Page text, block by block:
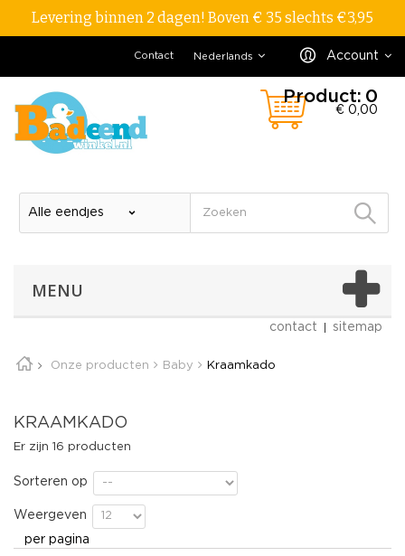
Levering binnen 2 dagen! Boven € 35 slechts €3,95
Account
Nederlands
Contact
Product: 0
€ 0,00
MENU
contact sitemap
Onze producten Baby Kraamkado
KRAAMKADO
Er zijn 16 producten
Sorteren op
Weergeven
per pagina